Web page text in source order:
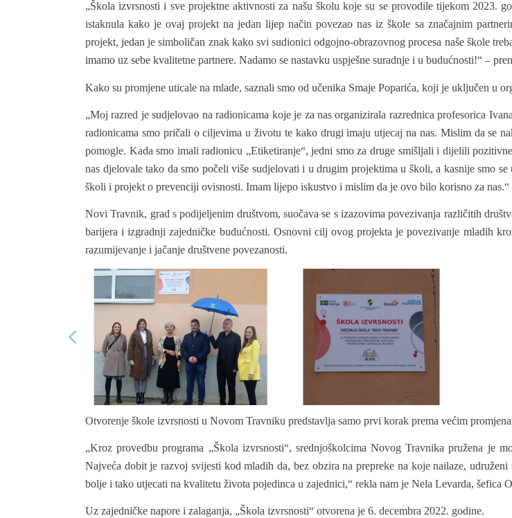
„Škola izvrsnosti i sve projektne aktivnosti za našu školu koje su se provodile tijekom 2023.
istaknula kako je ovaj projekt na jedan lijep način povezao nas iz škole sa značajnim
projekt, jedan je simboličan znak kako svi sudionici odgojno-obrazovnog procesa naše škole
imamo uz sebe kvalitetne partnere. Nadamo se nastavku uspješne suradnje i u budućnosti!“ –
Kako su promjene uticale na mlade, saznali smo od učenika Smaje Poparića, koji je uključen u
„Moj razred je sudjelovao na radionicama koje je za nas organizirala razrednica profesorica
radionicama smo pričali o ciljevima u životu te kako drugi imaju utjecaj na nas. Mislim da se
pomogle. Kada smo imali radionicu „Etiketiranje“, jedni smo za druge smišljali i dijelili
nas djelovale tako da smo počeli više sudjelovati i u drugim projektima u školi, a kasnije smo
školi i projekt o prevenciji ovisnosti. Imam lijepo iskustvo i mislim da je ovo bilo korisno za nas.“
Novi Travnik, grad s podijeljenim društvom, suočava se s izazovima povezivanja različitih
barijera i izgradnji zajedničke budućnosti. Osnovni cilj ovog projekta je povezivanje mladih
razumijevanje i jačanje društvene povezanosti.
Otvorenje škole izvrsnosti u Novom Travniku predstavlja samo prvi korak prema većim
„Kroz provedbu programa „Škola izvrsnosti“, srednjoškolcima Novog Travnika pružena je
Najveća dobit je razvoj svijesti kod mladih da, bez obzira na prepreke na koje nailaze,
bolje i tako utjecati na kvalitetu života pojedinca u zajednici,“ rekla nam je Nela Levarda, šefica
Uz zajedničke napore i zalaganja, „Škola izvrsnosti“ otvorena je 6. decembra 2022. godine.